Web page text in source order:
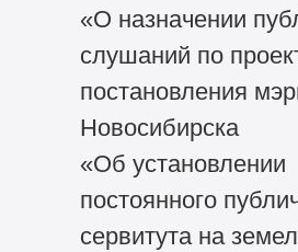
«О назначении
слушаний по
постановления
Новосибирска
«Об установлении
постоянного
сервитута на